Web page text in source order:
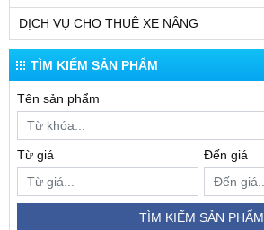
DỊCH VỤ CHO THUÊ XE NÂNG
TÌM KIẾM SẢN PHẨM
Tên sản phẩm
Từ giá Đến giá
TÌM KIẾM SẢN PHẨM